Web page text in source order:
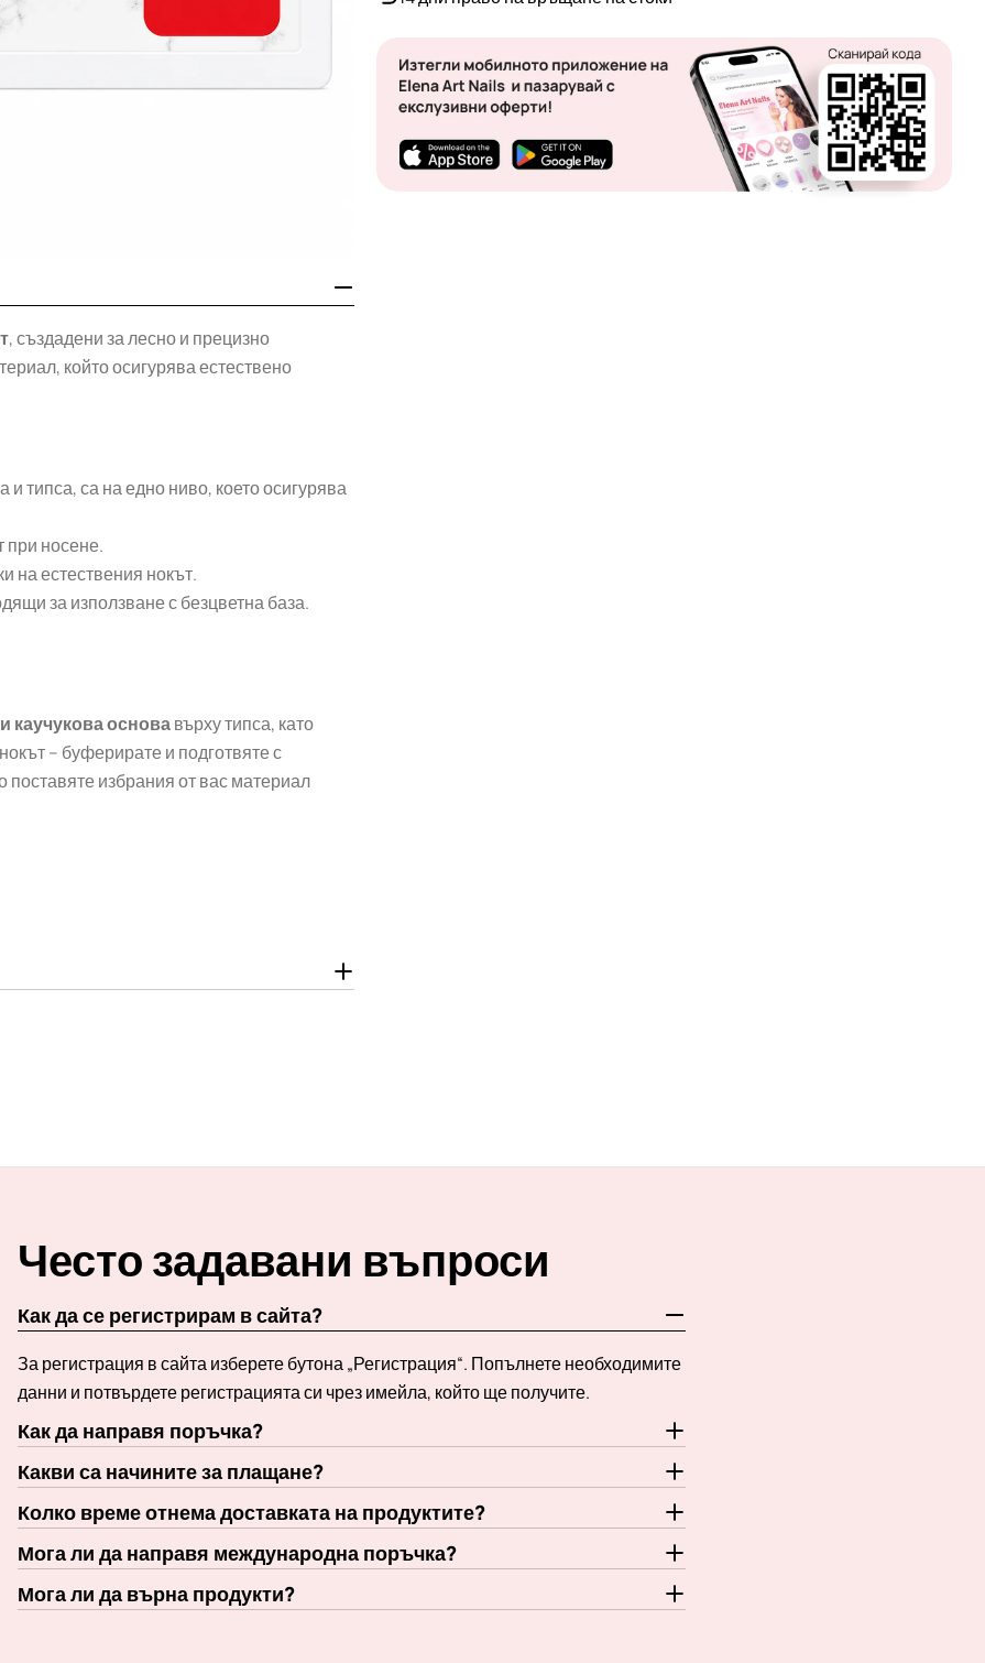
, създадени за лесно и прецизно
който осигурява естествено
и типса, са на едно ниво, което осигурява
при носене.
на естествения нокът.
за използване с безцветна база.
каучукова основавърху типса, като
– буферирате и подготвяте с
поставяте избрания от вас материал
Често задавани въпроси
Как да се регистрирам в сайта?
За регистрация в сайта изберете бутона „Регистрация“. Попълнете необходимите
данни и потвърдете регистрацията си чрез имейла, който ще получите.
Как да направя поръчка?
Какви са начините за плащане?
Колко време отнема доставката на продуктите?
Мога ли да направя международна поръчка?
Мога ли да върна продукти?